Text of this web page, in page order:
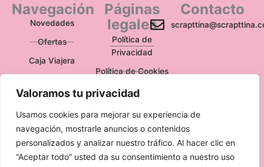
Valoramos tu privacidad
Usamos cookies para mejorar su experiencia de
navegación, mostrarle anuncios o contenidos
personalizados y analizar nuestro tráfico. Al hacer clic en
“Aceptar todo” usted da su consentimiento a nuestro uso
Navegación
Novedades
Ofertas
Caja Viajera
Páginas
legales
Política de
Privacidad
Política de Cookies
Política de
Aviso Legal
Contacto